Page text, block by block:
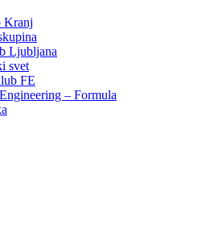
Kranj
Ljubljana
svet
FE
– Formula